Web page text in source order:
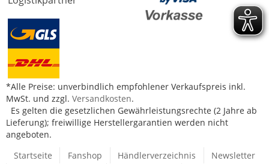
*Alle Preise: unverbindlich empfohlener Verkaufspreis inkl.
MwSt. und zzgl. Versandkosten.
Es gelten die gesetzlichen Gewährleistungsrechte (2 Jahre ab
Lieferung); freiwillige Herstellergarantien werden nicht
angeboten.
Startseite
Fanshop Händlerverzeichnis Newsletter